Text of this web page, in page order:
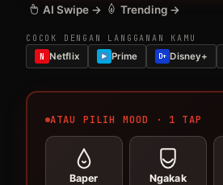
AI Swipe → Trending →
COCOK DENGAN LANGGANAN KAMU
N Netflix Prime D+ Disney+
ATAU PILIH MOOD · 1 TAP
Baper Ngakak